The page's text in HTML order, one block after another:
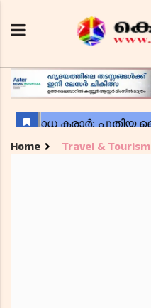
Home Travel & Tourism